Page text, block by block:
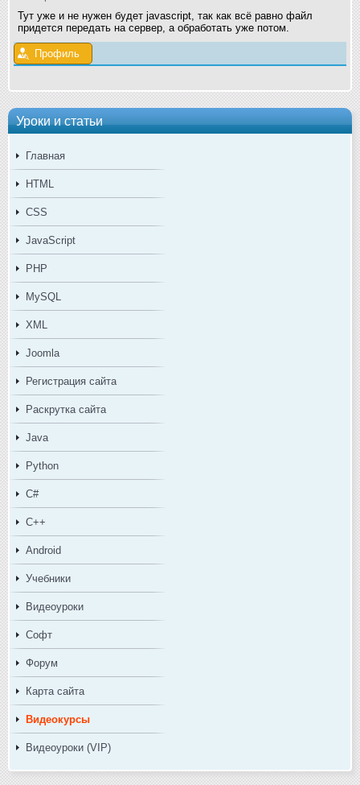
Уроки и статьи
Главная
HTML
CSS
JavaScript
PHP
MySQL
XML
Joomla
Регистрация сайта
Раскрутка сайта
Java
Python
C#
C++
Android
Учебники
Видеоуроки
Софт
Форум
Карта сайта
Видеокурсы
Видеоуроки (VIP)
Тут уже и не нужен будет javascript, так как всё равно файл
придется передать на сервер, а обработать уже потом.
Профиль